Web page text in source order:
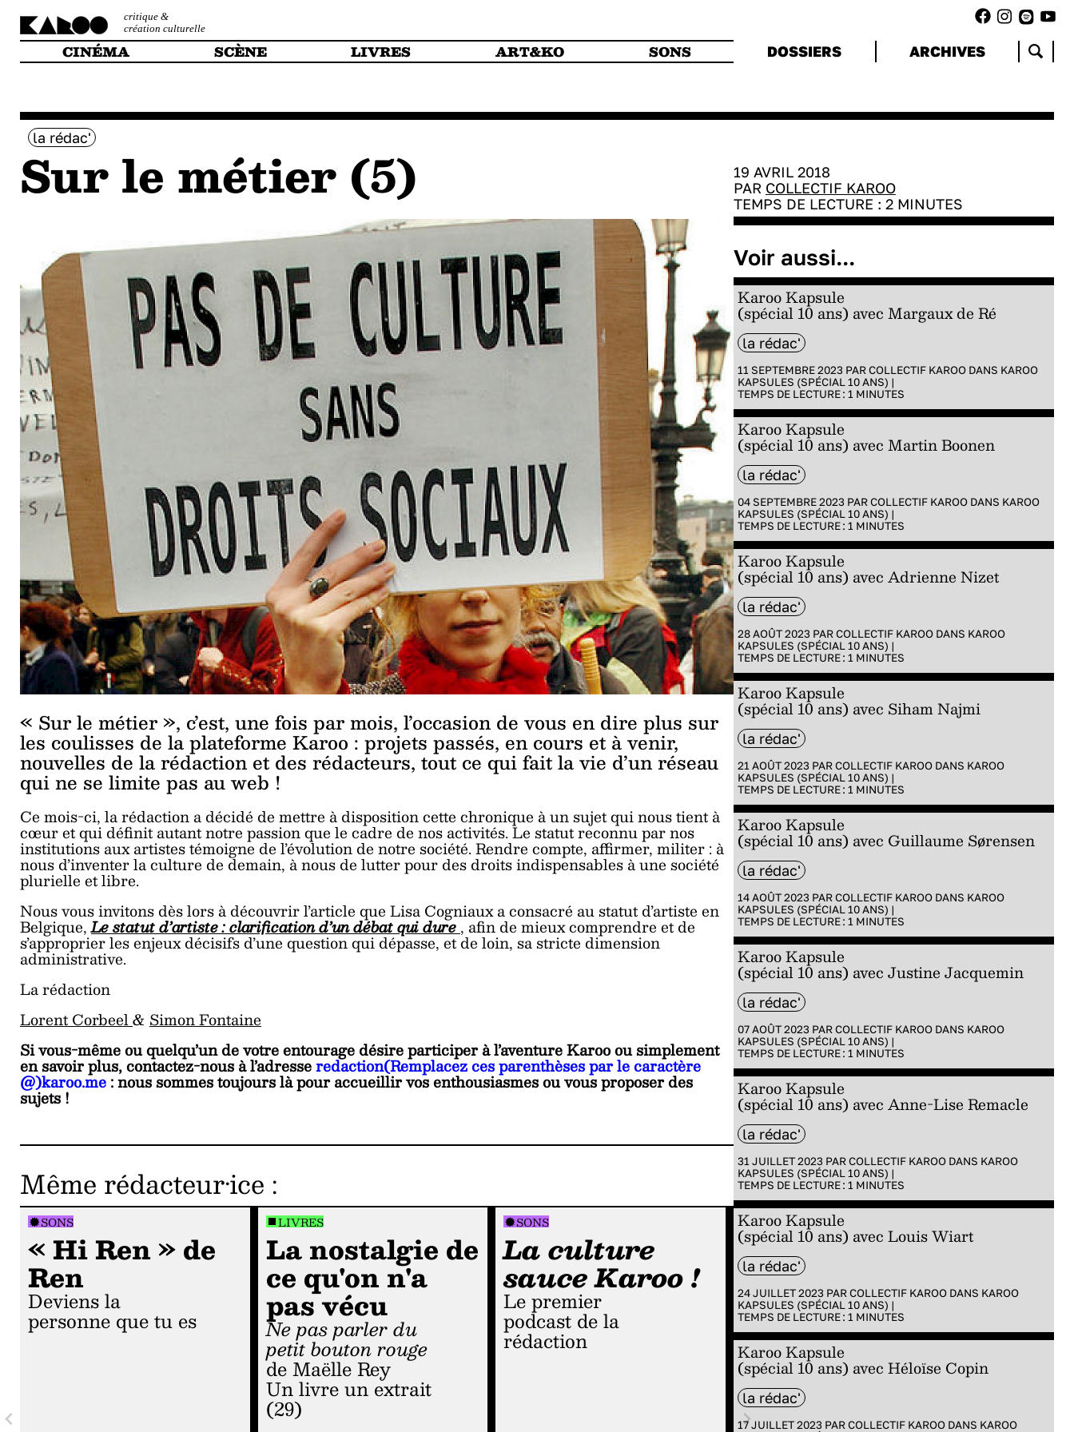
critique &
création culturelle
CINÉMA SCÈNE LIVRES ART&KO SONS DOSSIERS ARCHIVES
la rédac'
Sur le métier (5)
« Sur le métier », c’est, une fois par mois, l’occasion de vous en dire plus sur
les coulisses de la plateforme Karoo : projets passés, en cours et à venir,
nouvelles de la rédaction et des rédacteurs, tout ce qui fait la vie d’un réseau
qui ne se limite pas au web !
Ce mois-ci, la rédaction a décidé de mettre à disposition cette chronique à un sujet qui nous tient à
cœur et qui définit autant notre passion que le cadre de nos activités. Le statut reconnu par nos
institutions aux artistes témoigne de l’évolution de notre société. Rendre compte, affirmer, militer : à
nous d’inventer la culture de demain, à nous de lutter pour des droits indispensables à une société
plurielle et libre.
Nous vous invitons dès lors à découvrir l’article que Lisa Cogniaux a consacré au statut d’artiste en
Belgique,Le statut d’artiste : clarification d’un débat qui dure, afin de mieux comprendre et de
s’approprier les enjeux décisifs d’une question qui dépasse, et de loin, sa stricte dimension
administrative.
La rédaction
Lorent Corbeel& Simon Fontaine
Si vous-même ou quelqu’un de votre entourage désire participer à l’aventure Karoo ou simplement
en savoir plus, contactez-nous à l’adresseredaction(Remplacez ces parenthèses par le caractère
@)karoo.me: nous sommes toujours là pour accueillir vos enthousiasmes ou vous proposer des
sujets !
Même rédacteur·ice :
SONS
« Hi Ren » de
Ren
Deviens la
personne que tu es
LIVRES
La nostalgie de
ce qu'on n'a
pas vécu
Ne pas parler du
petit bouton rouge
de Maëlle Rey
Un livre un extrait
(29)
SONS
La culture
sauce Karoo !
Le premier
podcast de la
rédaction
SCÈNE
KFDA 2026
19 AVRIL 2018
PAR COLLECTIF KAROO
TEMPS DE LECTURE : 2MINUTES
Voir aussi...
Karoo Kapsule
(spécial 10 ans) avec Margaux de Ré
la rédac'
11 SEPTEMBRE 2023 PARCOLLECTIF KAROODANS KAROO
KAPSULES (SPÉCIAL 10 ANS) |
TEMPS DE LECTURE : 1 MINUTES
Karoo Kapsule
(spécial 10 ans) avec Martin Boonen
la rédac'
04 SEPTEMBRE 2023 PARCOLLECTIF KAROODANS KAROO
KAPSULES (SPÉCIAL 10 ANS) |
TEMPS DE LECTURE : 1 MINUTES
Karoo Kapsule
(spécial 10 ans) avec Adrienne Nizet
la rédac'
28 AOÛT 2023 PARCOLLECTIF KAROODANS KAROO
KAPSULES (SPÉCIAL 10 ANS) |
TEMPS DE LECTURE : 1 MINUTES
Karoo Kapsule
(spécial 10 ans) avec Siham Najmi
la rédac'
21 AOÛT 2023 PARCOLLECTIF KAROODANS KAROO
KAPSULES (SPÉCIAL 10 ANS) |
TEMPS DE LECTURE : 1 MINUTES
Karoo Kapsule
(spécial 10 ans) avec Guillaume Sørensen
la rédac'
14 AOÛT 2023 PARCOLLECTIF KAROODANS KAROO
KAPSULES (SPÉCIAL 10 ANS) |
TEMPS DE LECTURE : 1 MINUTES
Karoo Kapsule
(spécial 10 ans) avec Justine Jacquemin
la rédac'
07 AOÛT 2023 PARCOLLECTIF KAROODANS KAROO
KAPSULES (SPÉCIAL 10 ANS) |
TEMPS DE LECTURE : 1 MINUTES
Karoo Kapsule
(spécial 10 ans) avec Anne-Lise Remacle
la rédac'
31 JUILLET 2023 PARCOLLECTIF KAROODANS KAROO
KAPSULES (SPÉCIAL 10 ANS) |
TEMPS DE LECTURE : 1 MINUTES
Karoo Kapsule
(spécial 10 ans) avec Louis Wiart
la rédac'
24 JUILLET 2023 PARCOLLECTIF KAROODANS KAROO
KAPSULES (SPÉCIAL 10 ANS) |
TEMPS DE LECTURE : 1 MINUTES
Karoo Kapsule
(spécial 10 ans) avec Héloïse Copin
la rédac'
17 JUILLET 2023 PARCOLLECTIF KAROODANS KAROO